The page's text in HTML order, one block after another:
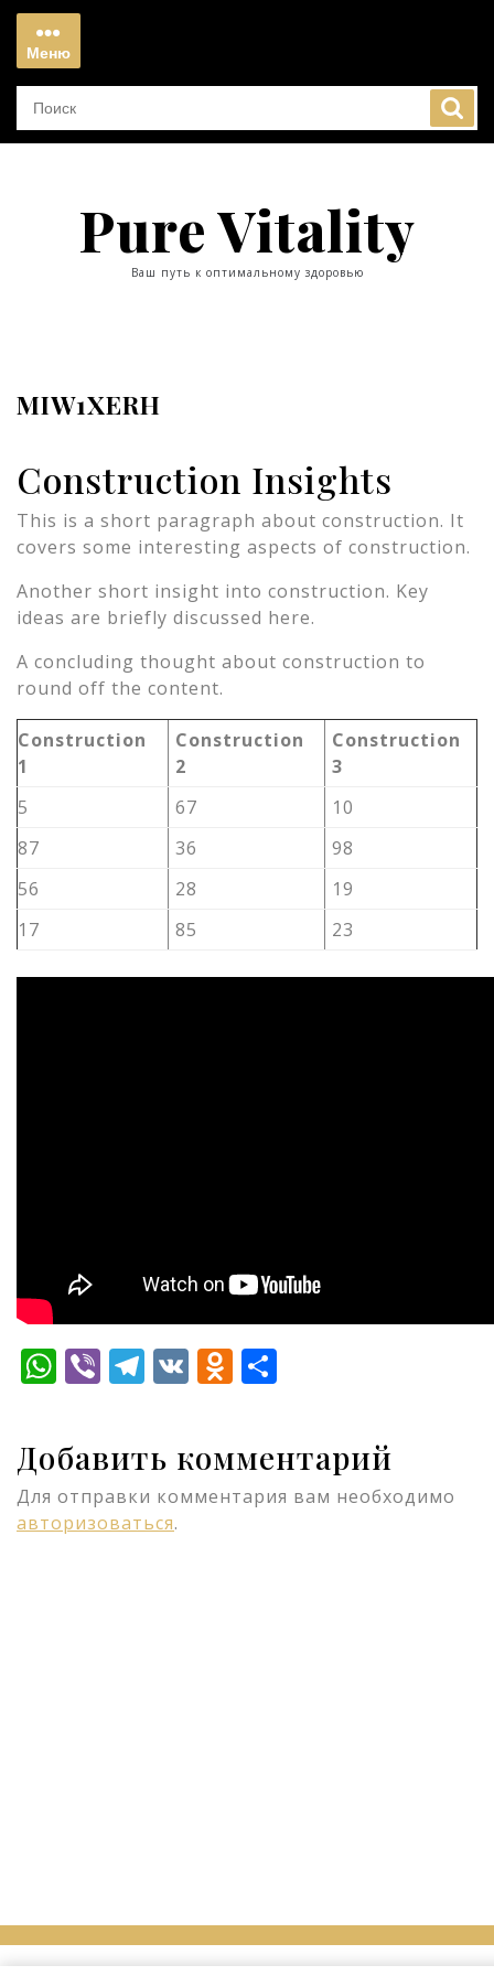
Перейти
содержимому
Меню
Меню
Pure Vitality
Ваш путь к оптимальному здоровью
MIW1XERH
Construction Insights
This is a short paragraph about construction. It
covers some interesting aspects of construction.
Another short insight into construction. Key
ideas are briefly discussed here.
A concluding thought about construction to
round off the content.
Construction
1
Construction
2
Construction
3
5
67
10
87
36
98
56
28
19
17
85 23
WhatsApp
ViberTelegram
VKOdnoklassniki
Добавить комментарий
Для отправки комментария вам необходимо
авторизоваться.